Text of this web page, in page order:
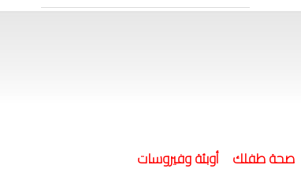
صحة طفلك أوبئة وفيروسات